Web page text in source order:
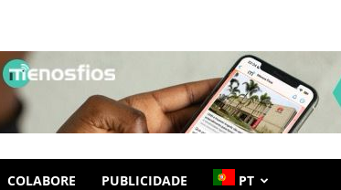
COLABORE PUBLICIDADE PT